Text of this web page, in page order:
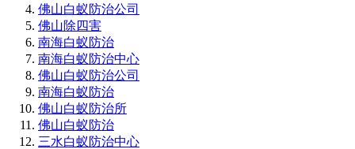
佛山白蚁防治公司
佛山除四害
南海白蚁防治
南海白蚁防治中心
佛山白蚁防治公司
南海白蚁防治
佛山白蚁防治所
佛山白蚁防治
三水白蚁防治中心